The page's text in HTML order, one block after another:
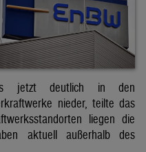
jetzt deutlich in den
nieder, teilte das
liegen die
aktuell außerhalb des